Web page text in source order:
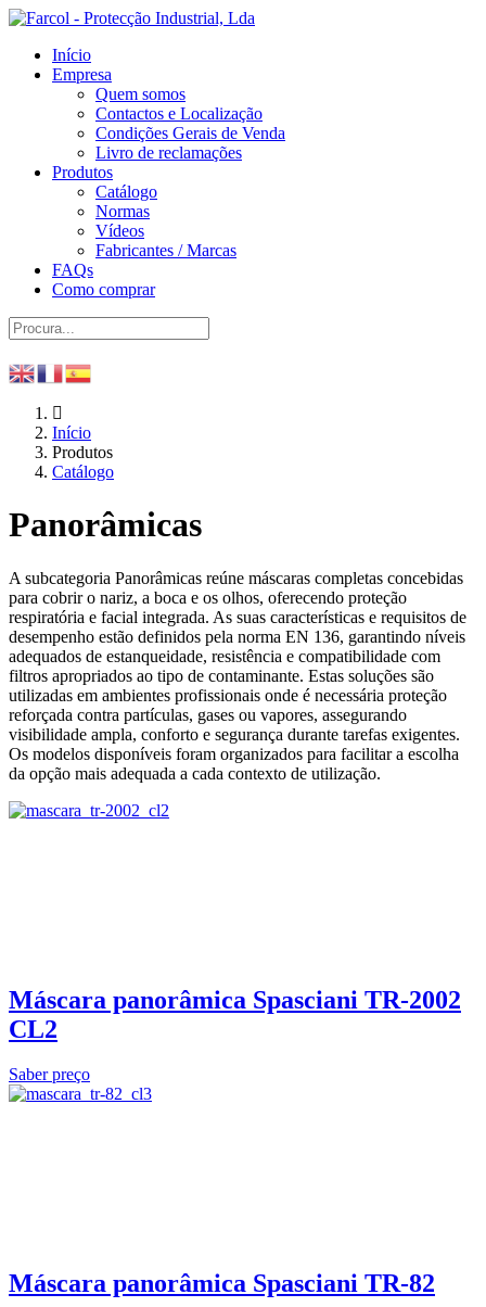
Início
Empresa
Quem somos
Contactos e Localização
Condições Gerais de Venda
Livro de reclamações
Produtos
Catálogo
Normas
Vídeos
Fabricantes / Marcas
FAQs
Como comprar
Início
Produtos
Catálogo
Panorâmicas
A subcategoria Panorâmicas reúne máscaras completas concebidas
para cobrir o nariz, a boca e os olhos, oferecendo proteção
respiratória e facial integrada. As suas características e requisitos de
desempenho estão definidos pela norma EN 136, garantindo níveis
adequados de estanqueidade, resistência e compatibilidade com
filtros apropriados ao tipo de contaminante. Estas soluções são
utilizadas em ambientes profissionais onde é necessária proteção
reforçada contra partículas, gases ou vapores, assegurando
visibilidade ampla, conforto e segurança durante tarefas exigentes.
Os modelos disponíveis foram organizados para facilitar a escolha
da opção mais adequada a cada contexto de utilização.
Máscara panorâmica Spasciani TR-2002
CL2
Saber preço
Máscara panorâmica Spasciani TR-82